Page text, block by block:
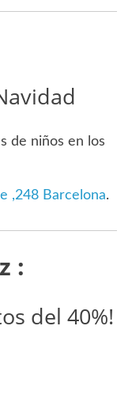
de niños en los
,248 Barcelona.
:
del 40%!